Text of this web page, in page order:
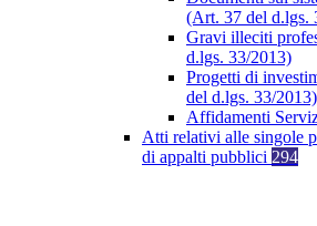
(Art. 37 del d.lgs.
Gravi illeciti
d.lgs. 33/2013)
Progetti di
del d.lgs. 33/2013)
Affidamenti
Atti relativi alle singole
di appalti pubblici 294